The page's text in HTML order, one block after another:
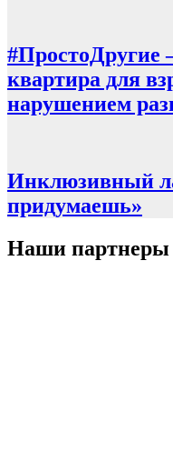
#ПростоДругие
квартира для
нарушением
Инклюзивный
придумаешь»
Наши партнеры